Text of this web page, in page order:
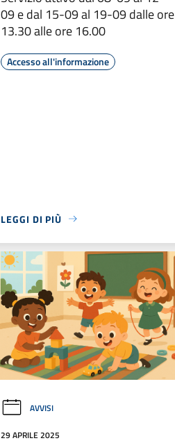
09 e dal 15-09 al 19-09 dalle ore
13.30 alle ore 16.00
Accesso all'informazione
LEGGI DI PIÙ
AVVISI
29 APRILE 2025